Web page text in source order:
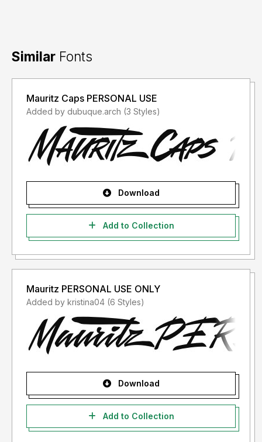
Similar Fonts
Mauritz Caps PERSONAL USE
Added by dubuque.arch (3 Styles)
Download
Add to Collection
Mauritz PERSONAL USE ONLY
Added by kristina04 (6 Styles)
Download
Add to Collection